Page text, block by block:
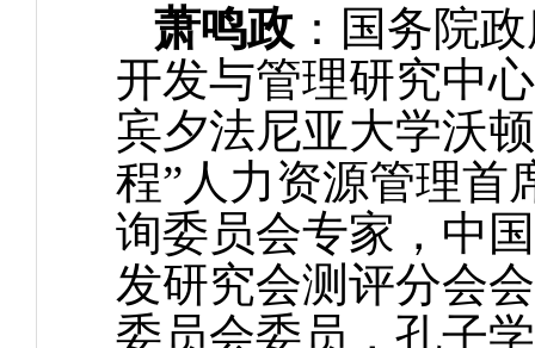
萧鸣政 ：国务院
开发与管理研究中
宾夕法尼亚大学沃
程”人力资源管理首
询委员会专家，中
发研究会测评分会
委员会委员，孔子